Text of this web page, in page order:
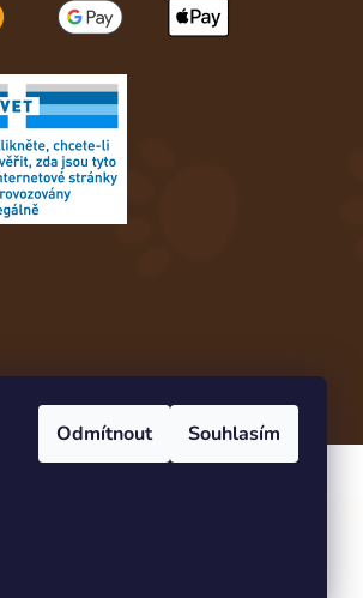
Odmítnout Souhlasím
Vytvořil Shoptet